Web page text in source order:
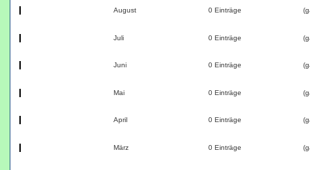
August 0 Einträge
Juli 0 Einträge
Juni 0 Einträge
Mai 0 Einträge
April 0 Einträge
März 0 Einträge